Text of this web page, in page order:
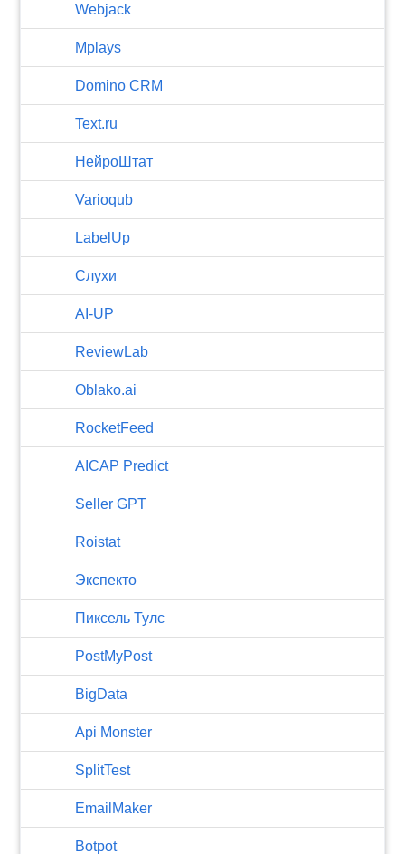
Webjack
Mplays
Domino CRM
Text.ru
НейроШтат
Varioqub
LabelUp
Слухи
AI-UP
ReviewLab
Oblako.ai
RocketFeed
AICAP Predict
Seller GPT
Roistat
Экспекто
Пиксель Тулс
PostMyPost
BigData
Api Monster
SplitTest
EmailMaker
Botpot